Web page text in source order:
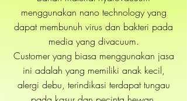
menggunakan nano technology yang
dapat membunuh virus dan bakteri pada
media yang divacuum.
Customer yang biasa menggunakan jasa
ini adalah yang memiliki anak kecil,
alergi debu, terindikasi terdapat tungau